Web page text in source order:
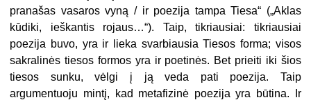
pranašas vasaros vyną / ir poezija tampa Tiesa“ („Aklas
kūdiki, ieškantis rojaus…“). Taip, tikriausiai: tikriausiai
poezija buvo, yra ir lieka svarbiausia Tiesos forma; visos
sakralinės tiesos formos yra ir poetinės. Bet prieiti iki šios
tiesos sunku, vėlgi į ją veda pati poezija. Taip
argumentuoju mintį, kad metafizinė poezija yra būtina. Ir